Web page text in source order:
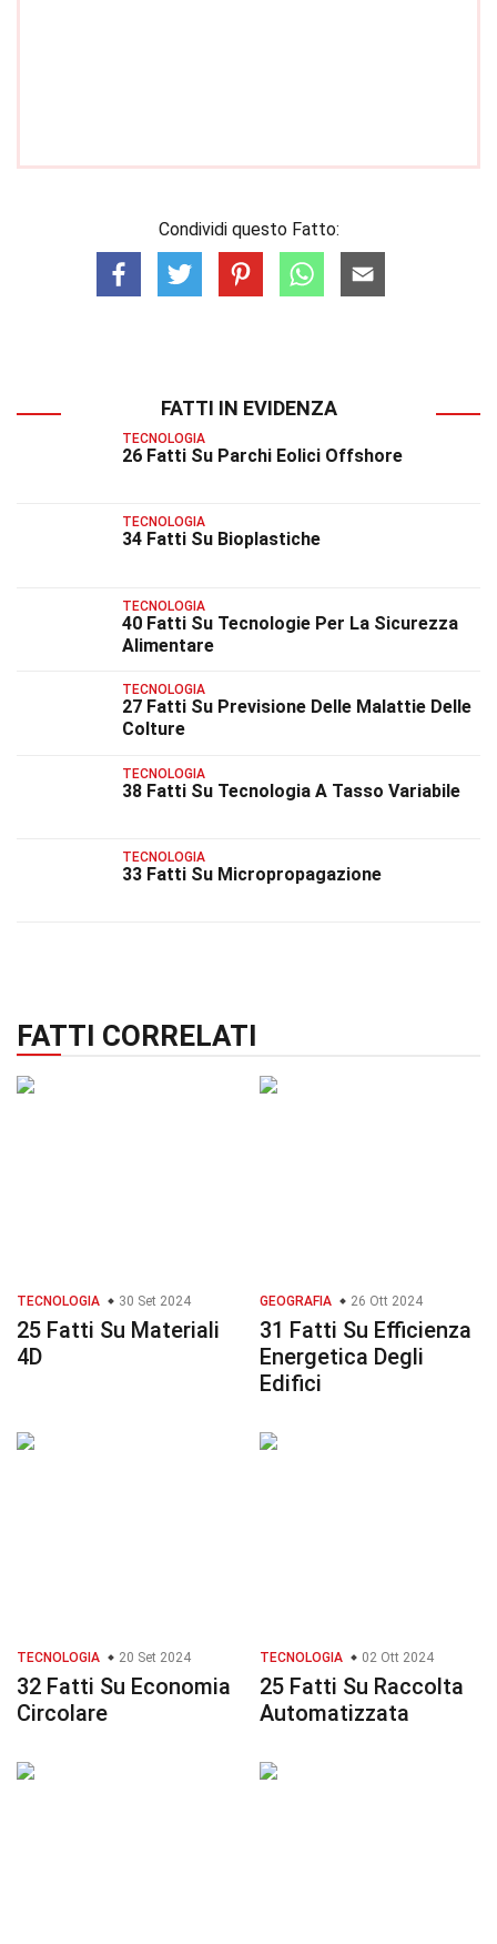
Condividi questo Fatto:
FATTI IN EVIDENZA
TECNOLOGIA
26 Fatti Su Parchi Eolici Offshore
TECNOLOGIA
34 Fatti Su Bioplastiche
TECNOLOGIA
40 Fatti Su Tecnologie Per La Sicurezza
Alimentare
TECNOLOGIA
27 Fatti Su Previsione Delle Malattie Delle
Colture
TECNOLOGIA
38 Fatti Su Tecnologia A Tasso Variabile
TECNOLOGIA
33 Fatti Su Micropropagazione
FATTI CORRELATI
TECNOLOGIA 30 Set 2024
25 Fatti Su Materiali
4D
GEOGRAFIA 26 Ott 2024
31 Fatti Su Efficienza
Energetica Degli
Edifici
TECNOLOGIA 20 Set 2024
32 Fatti Su Economia
Circolare
TECNOLOGIA 02 Ott 2024
25 Fatti Su Raccolta
Automatizzata